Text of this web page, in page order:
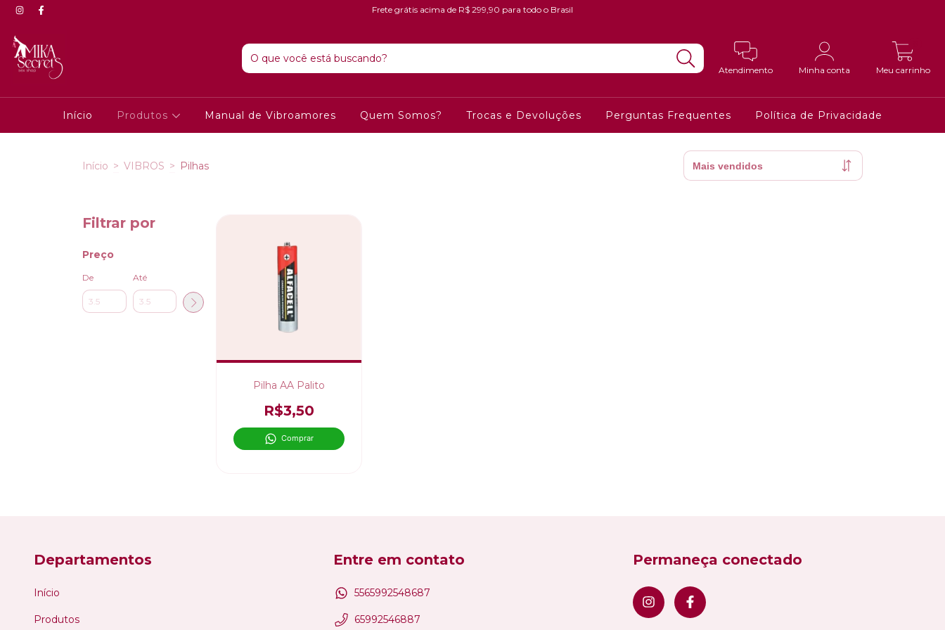
Frete grátis acima de R$ 299,90 para todo o Brasil
Atendimento Minha conta Meu carrinho
Início Produtos Manual de Vibroamores Quem Somos? Trocas e Devoluções Perguntas Frequentes Política de Privacidade
Início > VIBROS > Pilhas
Filtrar por
Preço
De Até
Pilha AA Palito
R$3,50
Comprar
Departamentos
Início
Produtos
Entre em contato
5565992548687
65992546887
Permaneça conectado